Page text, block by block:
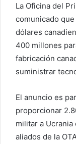
La Oficina del
comunicado
dólares
400 millones
fabricación
suministrar
El anuncio es
proporcionar
militar a
aliados de la